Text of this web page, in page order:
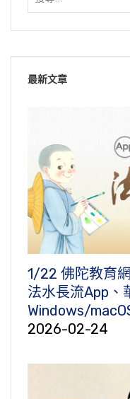
最新文章
1/22 佛陀教育
法水長流App、
Windows/
2026-02-24